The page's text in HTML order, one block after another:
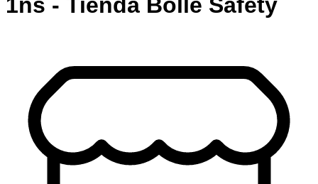
1ns - Tienda Bollé Safety